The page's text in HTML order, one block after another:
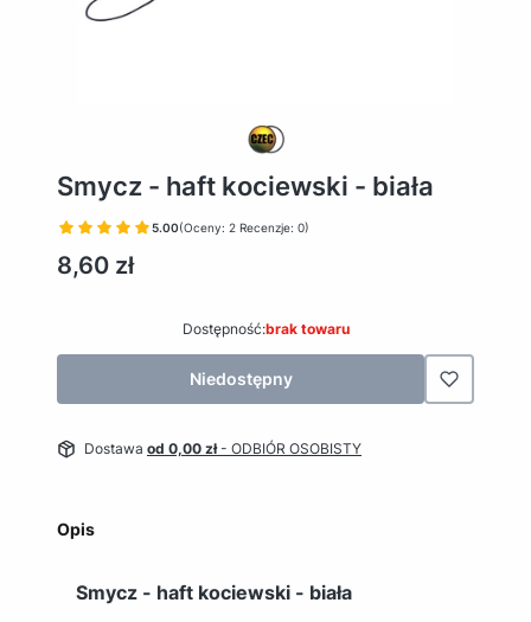
Smycz - haft kociewski - biała
5.00(Oceny: 2 Recenzje: 0)
Cena
8,60 zł
Dostępność:brak towaru
Niedostępny
Dostawa od 0,00 zł- ODBIÓR OSOBISTY
Opis
Smycz - haft kociewski - biała